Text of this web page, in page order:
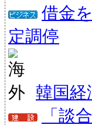
借金
定調停
韓国
「談